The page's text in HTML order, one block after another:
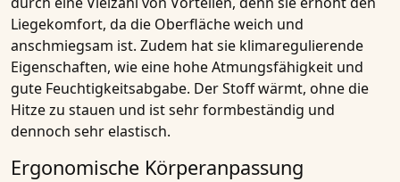
Liegekomfort, da die Oberfläche weich und
anschmiegsam ist. Zudem hat sie klimaregulierende
Eigenschaften, wie eine hoheAtmungsfähigkeit und
gute Feuchtigkeitsabgabe. Der Stoff wärmt, ohne die
Hitze zu stauen und ist sehr formbeständig und
dennoch sehr elastisch.
Ergonomische Körperanpassung